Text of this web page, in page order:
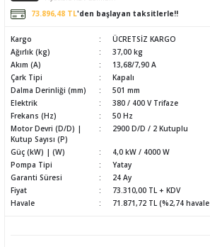
73.896,48 TL'den başlayan taksitlerle!!
Kargo
ÜCRETSİZ KARGO
Ağırlık (kg)
37,00 kg
Akım (A)
13,68/7,90 A
Çark Tipi
Kapalı
Dalma Derinliği (mm)
501 mm
Elektrik
380 / 400 V Trifaze
Frekans (Hz)
50 Hz
Motor Devri (D/D) |
Kutup Sayısı (P)
2900 D/D / 2 Kutuplu
Güç (kW) | (W)
4,0 kW / 4000 W
Pompa Tipi
Yatay
Garanti Süresi
24 Ay
Fiyat
73.310,00 TL + KDV
Havale
71.871,72 TL (%2,74